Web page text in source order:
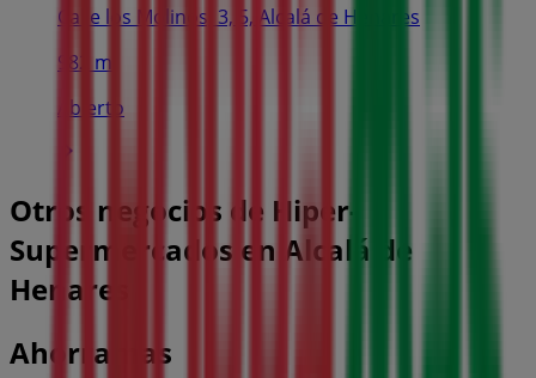
Calle los Molinos, 3, 5, Alcalá de Henares
982 m
Abierto
Otros negocios de Hiper-
Supermercados en Alcalá de
Henares
Ahorramas